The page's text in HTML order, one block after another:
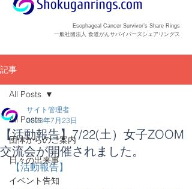
Esophageal Cancer Survivor’s Share Rings
一般社団法人 食道がんサバイバーズシェアリングス
記事
All Posts
団体からのご案内
日々の出来事
イベント告知
All Posts
【活動報告】7/22(土）女子ZOOM
交流会が開催されました。
サイト管理者
2023年7月23日
【活動報告】